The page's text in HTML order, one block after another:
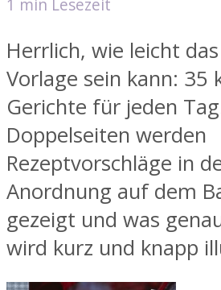
1 min Lesezeit
Herrlich, wie leicht
Vorlage sein kann: 35
Gerichte für jeden
Doppelseiten werden
Rezeptvorschläge in
Anordnung auf dem
gezeigt und was
wird kurz und knapp